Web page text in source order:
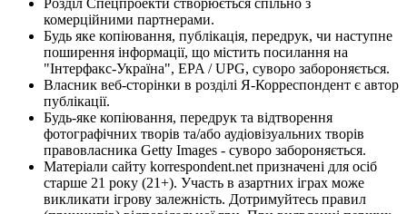
комерційними партнерами.
Будь яке копіювання, публікація, передрук, чи наступне
поширення інформації, що містить посилання на
"Інтерфакс-Україна", EPA / UPG, суворо забороняється.
Власник веб-сторінки в розділі Я-Корреспондент є автор
публікації.
Будь-яке копіювання, передрук та відтворення
фотографічних творів та/або аудіовізуальних творів
правовласника Getty Images - суворо забороняється.
Матеріали сайту korrespondent.net призначені для осіб
старше 21 року (21+). Участь в азартних іграх може
викликати ігрову залежність. Дотримуйтесь правил